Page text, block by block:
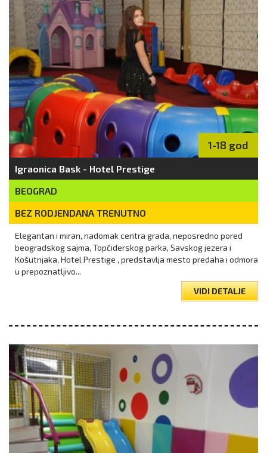
1-18 god
Igraonica Bask - Hotel Prestige
BEOGRAD
BEZ RODJENDANA TRENUTNO
Elegantan i miran, nadomak centra grada, neposredno pored
beogradskog sajma, Topčiderskog parka, Savskog jezera i
Košutnjaka, Hotel Prestige , predstavlja mesto predaha i odmora
u prepoznatljivo...
VIDI DETALJE